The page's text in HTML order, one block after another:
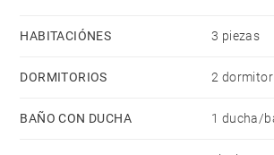
HABITACIÓNES 3 piezas
DORMITORIOS 2
BAÑO CON DUCHA 1 ducha/